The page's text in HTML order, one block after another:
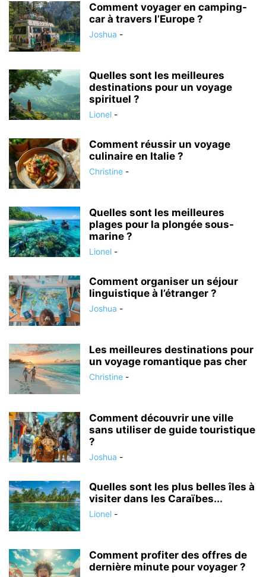
Comment voyager en camping-
car à travers l’Europe ?
Joshua -
Quelles sont les meilleures
destinations pour un voyage
spirituel ?
Lionel -
Comment réussir un voyage
culinaire en Italie ?
Christine -
Quelles sont les meilleures
plages pour la plongée sous-
marine ?
Lionel -
Comment organiser un séjour
linguistique à l’étranger ?
Joshua -
Les meilleures destinations pour
un voyage romantique pas cher
Christine -
Comment découvrir une ville
sans utiliser de guide touristique
?
Joshua -
Quelles sont les plus belles îles à
visiter dans les Caraïbes...
Lionel -
Comment profiter des offres de
dernière minute pour voyager ?